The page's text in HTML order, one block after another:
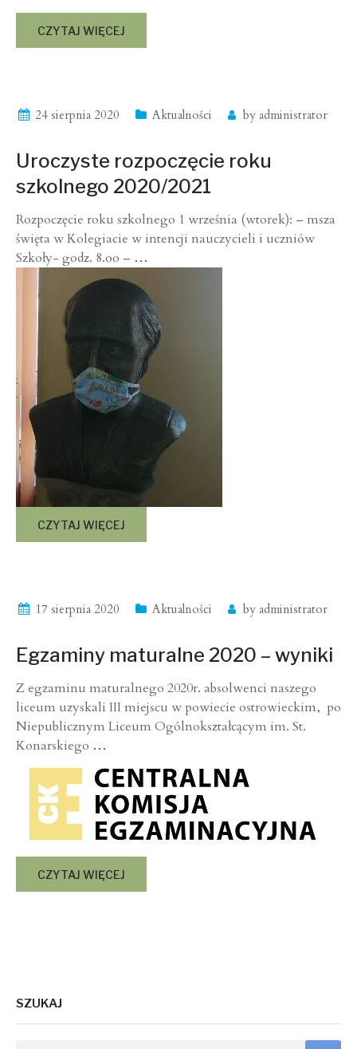
CZYTAJ WIĘCEJ
24 sierpnia 2020 Aktualności by administrator
Uroczyste rozpoczęcie roku
szkolnego 2020/2021
Rozpoczęcie roku szkolnego 1 września (wtorek): – msza
święta w Kolegiacie w intencji nauczycieli i uczniów
Szkoły- godz. 8.oo – …
CZYTAJ WIĘCEJ
17 sierpnia 2020 Aktualności by administrator
Egzaminy maturalne 2020 – wyniki
Z egzaminu maturalnego 2020r. absolwenci naszego
liceum uzyskali III miejscu w powiecie ostrowieckim, po
Niepublicznym Liceum Ogólnokształcącym im. St.
Konarskiego …
CZYTAJ WIĘCEJ
SZUKAJ